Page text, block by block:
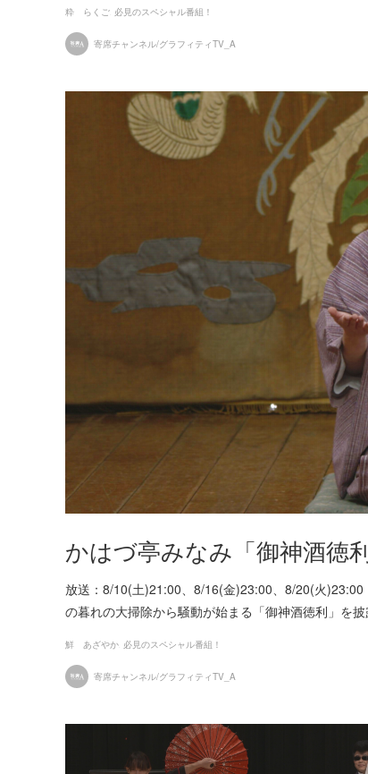
粋 らくご 必見のスペシャル番組！
寄席チャンネル/グラフィティTV_A
かはづ亭みなみ「御神酒徳
放送：8/10(土)21:00、8/16(金)23:00、8/20(火
の暮れの大掃除から騒動が始まる「御神酒徳利」
鮮 あざやか 必見のスペシャル番組！
寄席チャンネル/グラフィティTV_A